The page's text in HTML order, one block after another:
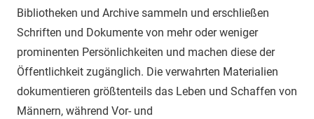
Gerhalter
Bibliotheken und Archive sammeln und erschließen
Schriften und Dokumente von mehr oder weniger
prominenten Persönlichkeiten und machen diese der
Öffentlichkeit zugänglich. Die verwahrten Materialien
dokumentieren größtenteils das Leben und Schaffen von
Männern, während Vor- und